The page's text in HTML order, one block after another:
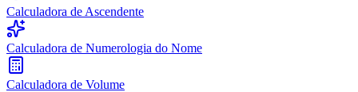
Calculadora de Ascendente
Calculadora de Numerologia do Nome
Calculadora de Volume